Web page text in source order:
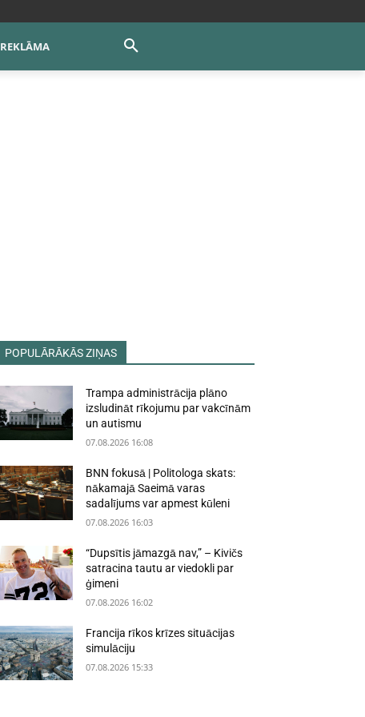
REKLĀMA
POPULĀRĀKĀS ZIŅAS
Trampa administrācija plāno
izsludināt rīkojumu par vakcīnām
un autismu
07.08.2026 16:08
BNN fokusā | Politologa skats:
nākamajā Saeimā varas
sadalījums var apmest kūleni
07.08.2026 16:03
“Dupsītis jāmazgā nav,” – Kivičs
satracina tautu ar viedokli par
ģimeni
07.08.2026 16:02
Francija rīkos krīzes situācijas
simulāciju
07.08.2026 15:33